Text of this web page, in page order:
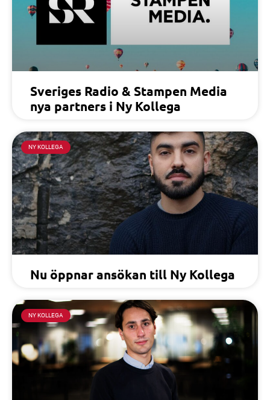
Sveriges Radio & Stampen Media
nya partners i Ny Kollega
NY KOLLEGA
Nu öppnar ansökan till Ny Kollega
NY KOLLEGA